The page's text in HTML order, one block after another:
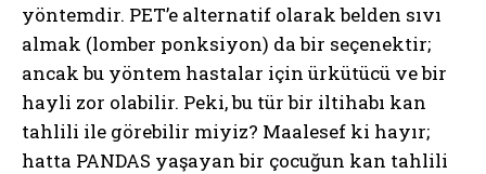
yöntemdir. PET’e alternatif olarak belden sıvı
almak (lomber ponksiyon) da bir seçenektir;
ancak bu yöntem hastalar için ürkütücü ve bir
hayli zor olabilir. Peki, bu tür bir iltihabı kan
tahlili ile görebilir miyiz? Maalesef ki hayır;
hatta PANDAS yaşayan bir çocuğun kan tahlili